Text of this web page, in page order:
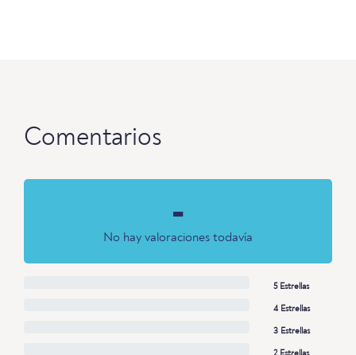
Comentarios
-
No hay valoraciones todavía
5 Estrellas
4 Estrellas
3 Estrellas